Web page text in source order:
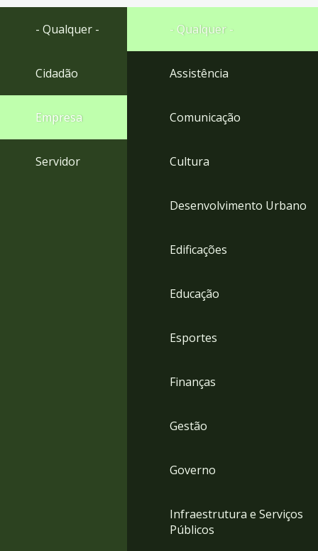
Ir
- Qualquer -
Cidadão
Empresa
Servidor
- Qualquer -
Assistência
Comunicação
Cultura
Desenvolvimento Urbano
Edificações
Educação
Esportes
Finanças
Gestão
Governo
Infraestrutura e Serviços
Públicos